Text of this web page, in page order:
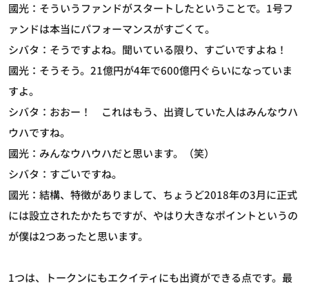
國光：そういうファンドがスタートしたということで。1号フ
ァンドは本当にパフォーマンスがすごくて。
シバタ：そうですよね。聞いている限り、すごいですよね！
國光：そうそう。21億円が4年で600億円ぐらいになっていま
すよ。
シバタ：おおー！ これはもう、出資していた人はみんなウハ
ウハですね。
國光：みんなウハウハだと思います。（笑）
シバタ：すごいですね。
國光：結構、特徴がありまして、ちょうど2018年の3月に正式
には設立されたかたちですが、やはり大きなポイントというの
が僕は2つあったと思います。
1つは、トークンにもエクイティにも出資ができる点です。最